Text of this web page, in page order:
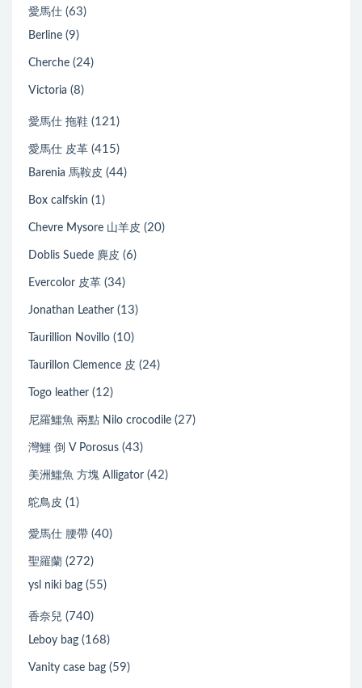
愛馬仕 (63)
Berline (9)
Cherche (24)
Victoria (8)
愛馬仕 拖鞋 (121)
愛馬仕 皮革 (415)
Barenia 馬鞍皮 (44)
Box calfskin (1)
Chevre Mysore 山羊皮 (20)
Doblis Suede 麂皮 (6)
Evercolor 皮革 (34)
Jonathan Leather (13)
Taurillion Novillo (10)
Taurillon Clemence 皮 (24)
Togo leather (12)
尼羅鱷魚 兩點 Nilo crocodile (27)
灣鱷 倒 V Porosus (43)
美洲鱷魚 方塊 Alligator (42)
鴕鳥皮 (1)
愛馬仕 腰帶 (40)
聖羅蘭 (272)
ysl niki bag (55)
香奈兒 (740)
Leboy bag (168)
Vanity case bag (59)